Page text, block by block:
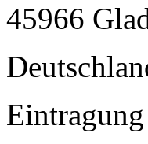
45966